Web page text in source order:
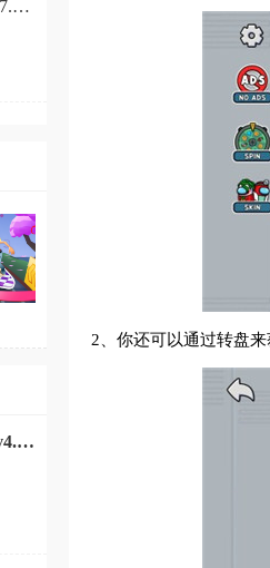
扫描全能王免费版下载appv7.15.0.2604020000 安卓版
pubg地铁逃生下载官方正版国际服v4.0.0
2、你还可以通过转盘